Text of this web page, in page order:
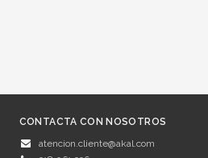
CONTACTA CON NOSOTROS
atencion.cliente@akal.com